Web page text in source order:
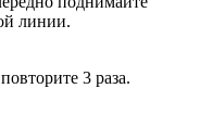
линии.
3 раза.